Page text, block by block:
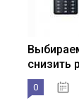
снизить
0